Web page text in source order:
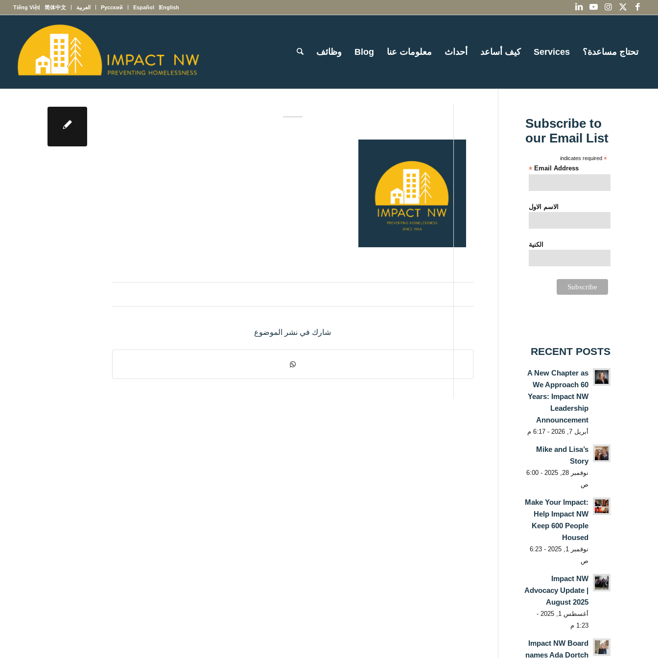
English
Español
Русский العربية 简体中文
Tiếng Việt
تحتاج مساعدة؟ Services كيف أساعد أحداث معلومات عنا Blog وظائف
شارك في نشر الموضوع
Subscribe to
our Email List
*
indicates required
Email Address
*
الاسم الاول
الكنية
RECENT POSTS
A New Chapter as
We Approach 60
Years: Impact NW
Leadership
Announcement
أبريل 7, 2026 - 6:17 م
Mike and Lisa’s
Story
نوفمبر 28, 2025 - 6:00
ص
Make Your Impact:
Help Impact NW
Keep 600 People
Housed
نوفمبر 1, 2025 - 6:23
ص
Impact NW
Advocacy Update |
August 2025
أغسطس 1, 2025 -
1:23 م
Impact NW Board
names Ada Dortch